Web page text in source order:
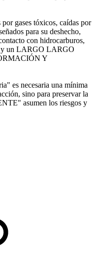
gases tóxicos, caídas por
para su deshecho,
con hidrocarburos,
y un LARGO LARGO
Y
es necesaria una mínima
sino para preservar la
asumen los riesgos y